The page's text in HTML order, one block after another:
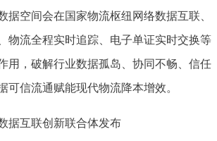
据空间会在国家物流枢纽网络数据互联、
物流全程实时追踪、电子单证实时交换等
用，破解行业数据孤岛、协同不畅、信任
可信流通赋能现代物流降本增效。
据互联创新联合体发布